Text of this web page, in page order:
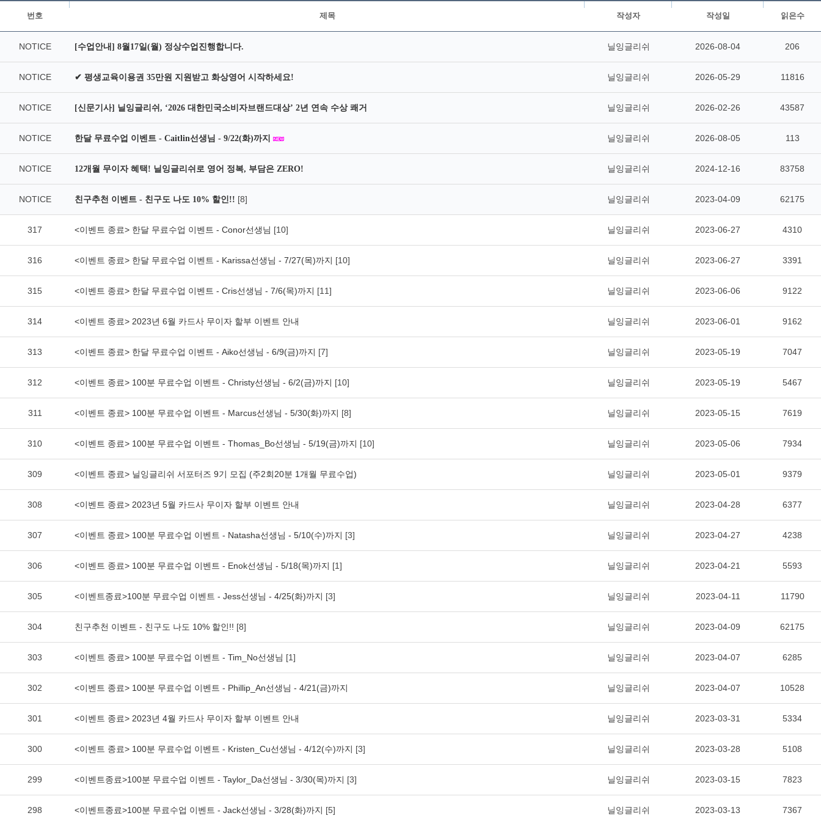
번호 제목 작성자 작성일 읽은수
NOTICE [수업안내] 8월17일(월) 정상수업진행합니다. 닐잉글리쉬 2026-08-04 206
NOTICE ✔ 평생교육이용권 35만원 지원받고 화상영어 시작하세요! 닐잉글리쉬 2026-05-29 11816
NOTICE [신문기사] 닐잉글리쉬, ‘2026 대한민국소비자브랜드대상’ 2년 연속 수상 쾌거 닐잉글리쉬 2026-02-26 43587
NOTICE 한달 무료수업 이벤트 - Caitlin선생님 - 9/22(화)까지 닐잉글리쉬 2026-08-05 113
NOTICE 12개월 무이자 혜택! 닐잉글리쉬로 영어 정복, 부담은 ZERO! 닐잉글리쉬 2024-12-16 83758
NOTICE 친구추천 이벤트 - 친구도 나도 10% 할인!! [8] 닐잉글리쉬 2023-04-09 62175
317 <이벤트 종료> 한달 무료수업 이벤트 - Conor선생님 [10] 닐잉글리쉬 2023-06-27 4310
316 <이벤트 종료> 한달 무료수업 이벤트 - Karissa선생님 - 7/27(목)까지 [10] 닐잉글리쉬 2023-06-27 3391
315 <이벤트 종료> 한달 무료수업 이벤트 - Cris선생님 - 7/6(목)까지 [11] 닐잉글리쉬 2023-06-06 9122
314 <이벤트 종료> 2023년 6월 카드사 무이자 할부 이벤트 안내 닐잉글리쉬 2023-06-01 9162
313 <이벤트 종료> 한달 무료수업 이벤트 - Aiko선생님 - 6/9(금)까지 [7] 닐잉글리쉬 2023-05-19 7047
312 <이벤트 종료> 100분 무료수업 이벤트 - Christy선생님 - 6/2(금)까지 [10] 닐잉글리쉬 2023-05-19 5467
311 <이벤트 종료> 100분 무료수업 이벤트 - Marcus선생님 - 5/30(화)까지 [8] 닐잉글리쉬 2023-05-15 7619
310 <이벤트 종료> 100분 무료수업 이벤트 - Thomas_Bo선생님 - 5/19(금)까지 [10] 닐잉글리쉬 2023-05-06 7934
309 <이벤트 종료> 닐잉글리쉬 서포터즈 9기 모집 (주2회20분 1개월 무료수업) 닐잉글리쉬 2023-05-01 9379
308 <이벤트 종료> 2023년 5월 카드사 무이자 할부 이벤트 안내 닐잉글리쉬 2023-04-28 6377
307 <이벤트 종료> 100분 무료수업 이벤트 - Natasha선생님 - 5/10(수)까지 [3] 닐잉글리쉬 2023-04-27 4238
306 <이벤트 종료> 100분 무료수업 이벤트 - Enok선생님 - 5/18(목)까지 [1] 닐잉글리쉬 2023-04-21 5593
305 <이벤트종료>100분 무료수업 이벤트 - Jess선생님 - 4/25(화)까지 [3] 닐잉글리쉬 2023-04-11 11790
304 친구추천 이벤트 - 친구도 나도 10% 할인!! [8] 닐잉글리쉬 2023-04-09 62175
303 <이벤트 종료> 100분 무료수업 이벤트 - Tim_No선생님 [1] 닐잉글리쉬 2023-04-07 6285
302 <이벤트 종료> 100분 무료수업 이벤트 - Phillip_An선생님 - 4/21(금)까지 닐잉글리쉬 2023-04-07 10528
301 <이벤트 종료> 2023년 4월 카드사 무이자 할부 이벤트 안내 닐잉글리쉬 2023-03-31 5334
300 <이벤트 종료> 100분 무료수업 이벤트 - Kristen_Cu선생님 - 4/12(수)까지 [3] 닐잉글리쉬 2023-03-28 5108
299 <이벤트종료>100분 무료수업 이벤트 - Taylor_Da선생님 - 3/30(목)까지 [3] 닐잉글리쉬 2023-03-15 7823
298 <이벤트종료>100분 무료수업 이벤트 - Jack선생님 - 3/28(화)까지 [5] 닐잉글리쉬 2023-03-13 7367